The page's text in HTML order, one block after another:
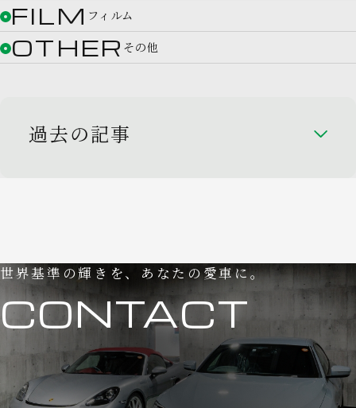
FILM フィルム
OTHER その他
過去の記事
世界基準の輝きを、あなたの愛車に。
CONTACT